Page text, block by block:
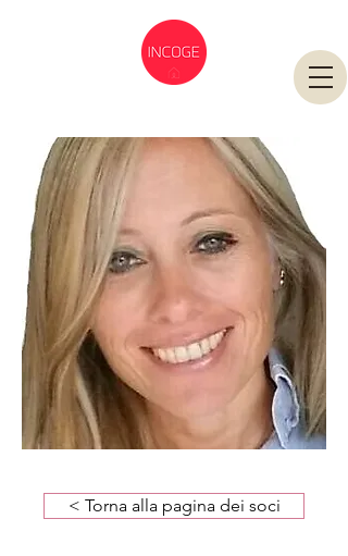
< Torna alla pagina dei soci